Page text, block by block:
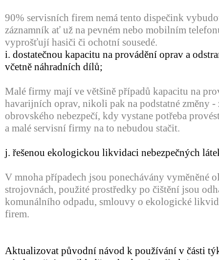
90% servisních firem nemá tento dispečink
záznamník ať už na pevném nebo mobilním
vyprošťují hasiči či ochotní sousedé.
i. dostatečnou kapacitu na provádění oprav a
včetně náhradních dílů;
Malé firmy mají ve většině případů kapacitu na
havarijních oprav, nikoli pak na podstatné změny -
obrovského nebezpečí, kdy vystane potřeba
a malé servisní firmy na to nebudou stačit.
j. řešenou ekologickou likvidaci nebezpečných
V mnoha případech jsou ponechávány vyměněné
strojovnách, použité prostředky po čištění jsou
komunálního odpadu, smlouvy o ekologické
firem.
Aktualizovat původní návod k používání v části